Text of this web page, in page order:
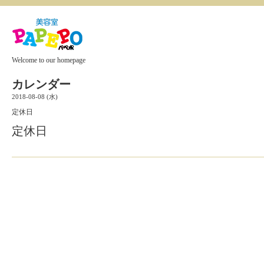
Welcome to our homepage
カレンダー
2018-08-08 (水)
定休日
定休日